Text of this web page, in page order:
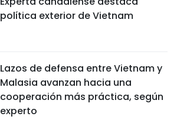
política exterior de Vietnam
Lazos de defensa entre Vietnam y
Malasia avanzan hacia una
cooperación más práctica, según
experto